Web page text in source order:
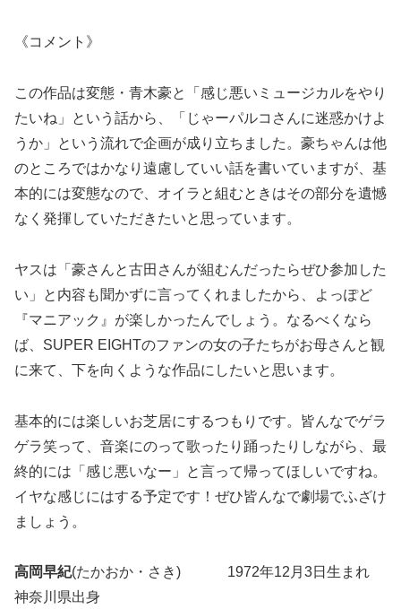
《コメント》
この作品は変態・青木豪と「感じ悪いミュージカルをやり
たいね」という話から、「じゃーパルコさんに迷惑かけよ
うか」という流れで企画が成り立ちました。豪ちゃんは他
のところではかなり遠慮していい話を書いていますが、基
本的には変態なので、オイラと組むときはその部分を遺憾
なく発揮していただきたいと思っています。
ヤスは「豪さんと古田さんが組むんだったらぜひ参加した
い」と内容も聞かずに言ってくれましたから、よっぽど
『マニアック』が楽しかったんでしょう。なるべくなら
ば、SUPER EIGHTのファンの女の子たちがお母さんと観
に来て、下を向くような作品にしたいと思います。
基本的には楽しいお芝居にするつもりです。皆んなでゲラ
ゲラ笑って、音楽にのって歌ったり踊ったりしながら、最
終的には「感じ悪いなー」と言って帰ってほしいですね。
イヤな感じにはする予定です！ぜひ皆んなで劇場でふざけ
ましょう。
高岡早紀(たかおか・さき) 1972年12月3日生まれ
神奈川県出身